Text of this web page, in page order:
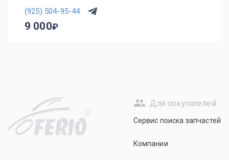
(925) 504-95-44
9 000
R
Для покупателей
Сервис поиска запчастей
Компании